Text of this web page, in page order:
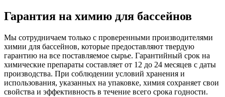
Гарантия на химию для бассейнов
Мы сотрудничаем только с проверенными производителями
химии для бассейнов, которые предоставляют твердую
гарантию на все поставляемое сырье. Гарантийный срок на
химические препараты составляет от 12 до 24 месяцев с даты
производства. При соблюдении условий хранения и
использования, указанных на упаковке, химия сохраняет свои
свойства и эффективность в течение всего срока годности.